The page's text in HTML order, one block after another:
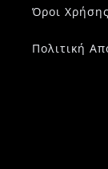
Όροι
Πολιτική